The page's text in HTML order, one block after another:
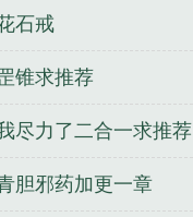
石戒
锥求推荐
尽力了二合一求推荐
胆邪药加更一章